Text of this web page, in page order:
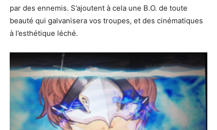
par des ennemis. S’ajoutent à cela une B.O. de toute
beauté qui galvanisera vos troupes, et des cinématiques
à l’esthétique léché.